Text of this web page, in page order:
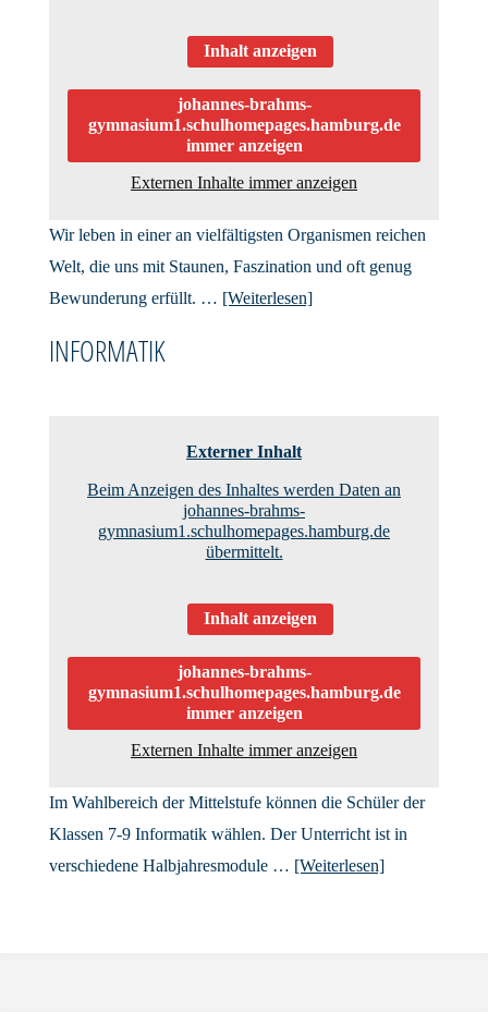
Inhalt anzeigen
johannes-brahms-
gymnasium1.schulhomepages.hamburg.de
immer anzeigen
Externen Inhalte immer anzeigen
Wir leben in einer an vielfältigsten Organismen reichen
Welt, die uns mit Staunen, Faszination und oft genug
Bewunderung erfüllt. … [Weiterlesen]
INFORMATIK
Externer Inhalt
Beim Anzeigen des Inhaltes werden Daten an
johannes-brahms-
gymnasium1.schulhomepages.hamburg.de
übermittelt.
Inhalt anzeigen
johannes-brahms-
gymnasium1.schulhomepages.hamburg.de
immer anzeigen
Externen Inhalte immer anzeigen
Im Wahlbereich der Mittelstufe können die Schüler der
Klassen 7-9 Informatik wählen. Der Unterricht ist in
verschiedene Halbjahresmodule … [Weiterlesen]